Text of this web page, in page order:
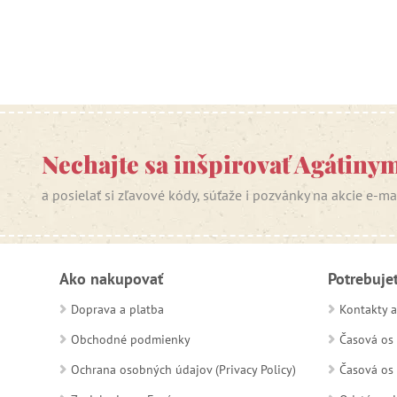
Nechajte sa inšpirovať
a posielať si zľavové kódy, súťaže i pozvánky na akcie e-
Ako nakupovať
Doprava a platba
Obchodné podmienky
Ochrana osobných údajov (Privacy Policy)
Kontakty
Časová
Časová